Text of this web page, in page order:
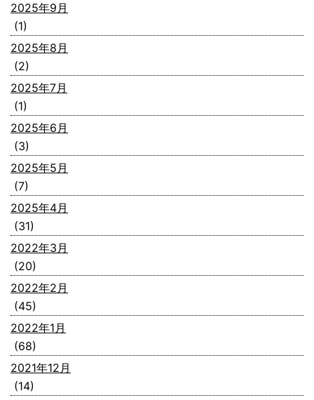
2025年9月
(1)
2025年8月
(2)
2025年7月
(1)
2025年6月
(3)
2025年5月
(7)
2025年4月
(31)
2022年3月
(20)
2022年2月
(45)
2022年1月
(68)
2021年12月
(14)